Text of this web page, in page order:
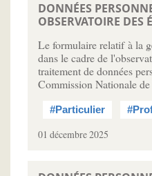
DONNÉES
OBSERVATOIRE DES
Le formulaire relatif à la
dans le cadre de
traitement de données
Commission Nationale
#Particulier
01 décembre 2025